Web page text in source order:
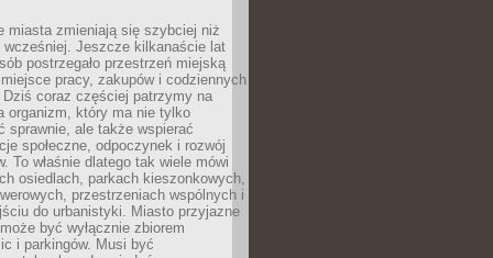
miasta zmieniają się szybciej niż
wcześniej. Jeszcze kilkanaście lat
postrzegało przestrzeń miejską
miejsce pracy, zakupów i codziennych
Dziś coraz częściej patrzymy na
organizm, który ma nie tylko
sprawnie, ale także wspierać
społeczne, odpoczynek i rozwój
To właśnie dlatego tak wiele mówi
osiedlach, parkach kieszonkowych,
przestrzeniach wspólnych i
do urbanistyki. Miasto przyjazne
być wyłącznie zbiorem
i parkingów. Musi być